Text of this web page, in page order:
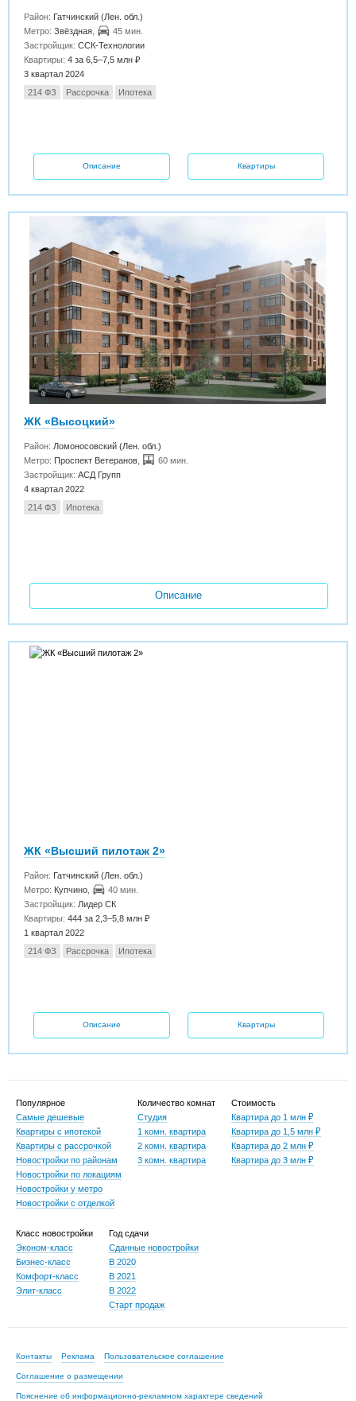
Район: Гатчинский (Лен. обл.)
Метро: Звёздная
45 мин.
Застройщик:ССК-Технологии
Квартиры:4 за 6,5–7,5 млн ₽
3 квартал 2024
214 ФЗ
Рассрочка Ипотека
Описание Квартиры
ЖК «Высоцкий»
Район: Ломоносовский (Лен. обл.)
Метро: Проспект Ветеранов
60 мин.
Застройщик:АСД Групп
4 квартал 2022
214 ФЗ
Ипотека
Описание
ЖК «Высший пилотаж 2»
Район: Гатчинский (Лен. обл.)
Метро: Купчино
40 мин.
Застройщик: Лидер СК
Квартиры:444 за 2,3–5,8 млн ₽
1 квартал 2022
214 ФЗ
Рассрочка Ипотека
Описание Квартиры
Популярное
Самые дешевые
Квартиры с ипотекой
Квартиры с рассрочкой
Новостройки по районам
Новостройки по локациям
Новостройки у метро
Новостройки с отделкой
Количество комнат
Студия
1 комн. квартира
2 комн. квартира
3 комн. квартира
Стоимость
Квартира до 1 млн ₽
Квартира до 1,5 млн ₽
Квартира до 2 млн ₽
Квартира до 3 млн ₽
Класс новостройки
Эконом-класс
Бизнес-класс
Комфорт-класс
Элит-класс
Год сдачи
Сданные новостройки
В 2020
В 2021
В 2022
Старт продаж
Контакты Реклама Пользовательское соглашение
Соглашение о размещении
Пояснение об информационно-рекламном характере сведений